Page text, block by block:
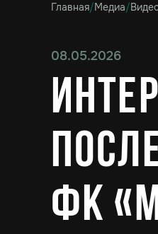
Главная/Медиа/
08.05.2026
ФК